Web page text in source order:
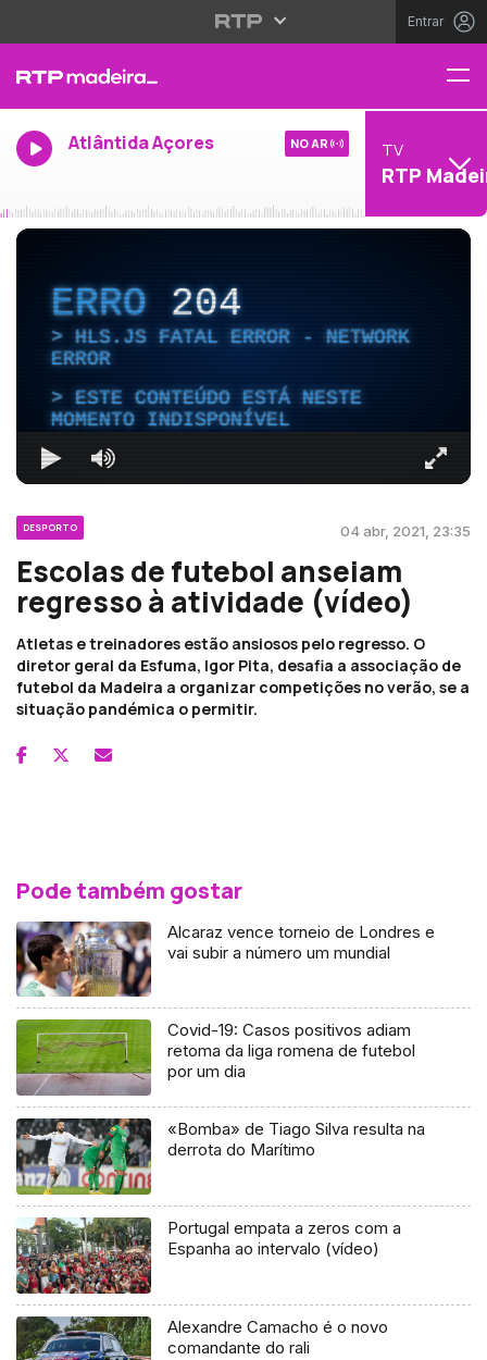
Entrar
Atlântida Açores NO AR TV
RTP
ERRO204
HLS.JS FATAL ERROR - NETWORK
ERROR
ESTE CONTEÚDO ESTÁ NESTE
MOMENTO INDISPONÍVEL
DESPORTO 04 abr, 2021, 23:35
Escolas de futebol anseiam
regresso à atividade (vídeo)
Atletas e treinadores estão ansiosos pelo regresso. O
diretor geral da Esfuma, Igor Pita, desafia a associação de
futebol da Madeira a organizar competições no verão, se a
situação pandémica o permitir.
Pode também gostar
Alcaraz vence torneio de Londres e
vai subir a número um mundial
Covid-19: Casos positivos adiam
retoma da liga romena de futebol
por um dia
«Bomba» de Tiago Silva resulta na
derrota do Marítimo
Portugal empata a zeros com a
Espanha ao intervalo (vídeo)
Alexandre Camacho é o novo
comandante do rali